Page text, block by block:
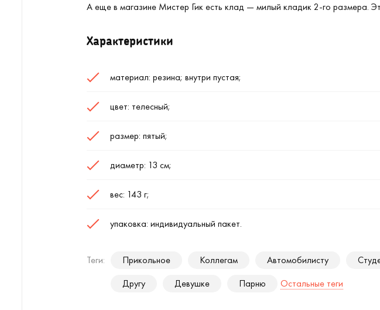
А еще в магазине Мистер Гик есть клад — милый кладик 2-го размера.
Характеристики
материал: резина; внутри пустая;
цвет: телесный;
размер: пятый;
диаметр: 13 см;
вес: 143 г;
упаковка: индивидуальный пакет.
Теги: Прикольное Коллегам Автомобилисту
Другу
Девушке Парню Остальные теги